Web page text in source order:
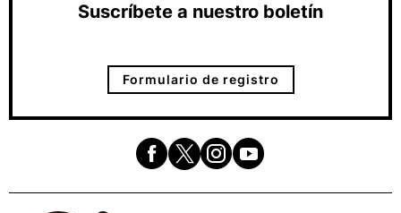
Suscríbete a nuestro boletín
Formulario de registro